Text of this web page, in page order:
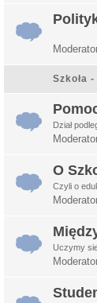
Szkoła
Dział
O
Czyli o
Uczymy